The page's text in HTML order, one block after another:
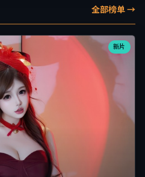
全部榜单 →
新片